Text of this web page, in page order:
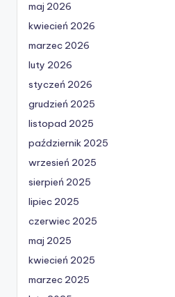
maj 2026
kwiecień 2026
marzec 2026
luty 2026
styczeń 2026
grudzień 2025
listopad 2025
październik 2025
wrzesień 2025
sierpień 2025
lipiec 2025
czerwiec 2025
maj 2025
kwiecień 2025
marzec 2025